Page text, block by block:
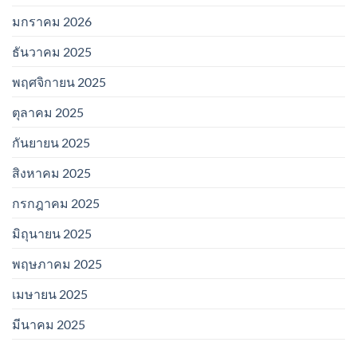
มกราคม 2026
ธันวาคม 2025
พฤศจิกายน 2025
ตุลาคม 2025
กันยายน 2025
สิงหาคม 2025
กรกฎาคม 2025
มิถุนายน 2025
พฤษภาคม 2025
เมษายน 2025
มีนาคม 2025